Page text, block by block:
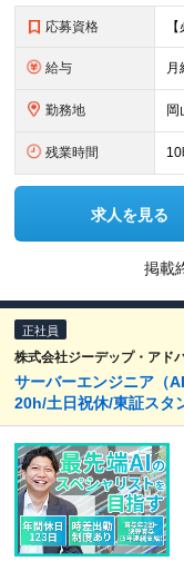
応募資格
給与
勤務地
残業時間
求人を見る
掲載
正社員
株式会社ジーデップ・アド
サーバーエンジニア（
20h/土日祝休/東証スタ